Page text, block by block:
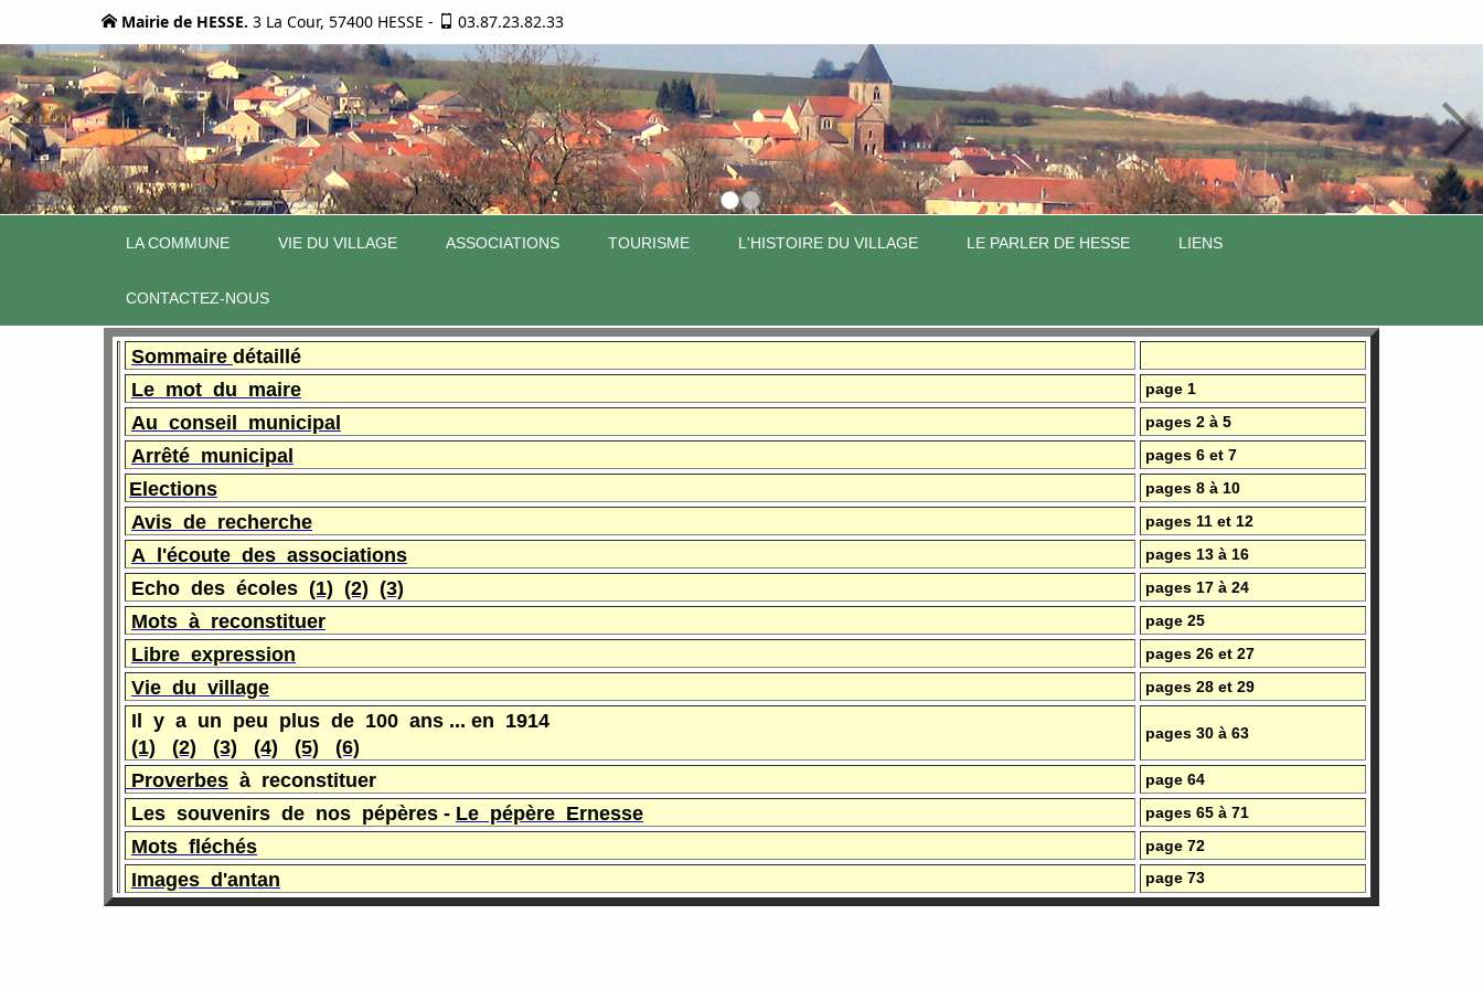
Mairie de HESSE. 3 La Cour, 57400 HESSE - 03.87.23.82.33
LA COMMUNE VIE DU VILLAGE ASSOCIATIONS TOURISME L'HISTOIRE DU VILLAGE LE PARLER DE HESSE LIENS
CONTACTEZ-NOUS
Sommaire détaillé
Le mot du maire
page 1
Au conseil municipal pages 2 à 5
Arrêté municipal pages 6 et 7
Elections pages 8 à 10
Avis de recherche pages 11 et 12
A l'écoute des associations pages 13 à 16
Echo des écol es (1) (2) (3) pages 17 à 24
Mots à reconstituer page 25
Libre expression pages 26 et 27
Vie du village pages 28 et 29
Il y a un peu plus de 100 ans ... en 1914
(1)
(2) (3) (4) (5) (6)
pages 30 à 63
Proverbes à reconstituer page 64
Les souvenirs de nos pépères - Le pépère Ernesse pages 65 à 71
Mots fléchés page 72
Images d'antan page 73